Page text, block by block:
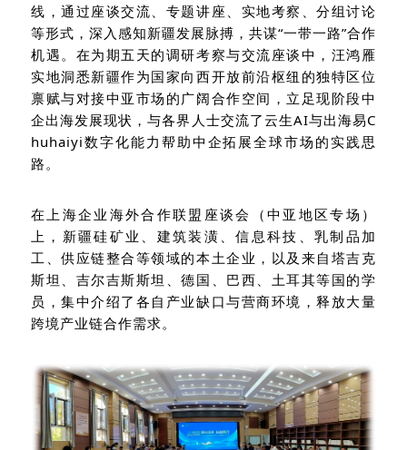
线，通过座谈交流、专题讲座、实地考察、分组讨论
等形式，深入感知新疆发展脉搏，共谋“一带一路”合作
机遇。在为期五天的调研考察与交流座谈中，汪鸿雁
实地洞悉新疆作为国家向西开放前沿枢纽的独特区位
禀赋与对接中亚市场的广阔合作空间，立足现阶段中
企出海发展现状 ，与各界人士交流了云生AI与出海易C
huhaiyi数字化能力 帮助中企拓展全球市场的实践思
路。
在上海企业海外合作联盟座谈会（中亚地区专场）
上，新疆硅矿业、建筑装潢、信息科技、乳制品加
工、供应链整合等领域的本土企业，以及来自塔吉克
斯坦、吉尔吉斯斯坦、德国、巴西、土耳其等国的学
员，集中介绍了各自 产业缺口与营商环境，释放大量
跨境产业链合作需求。